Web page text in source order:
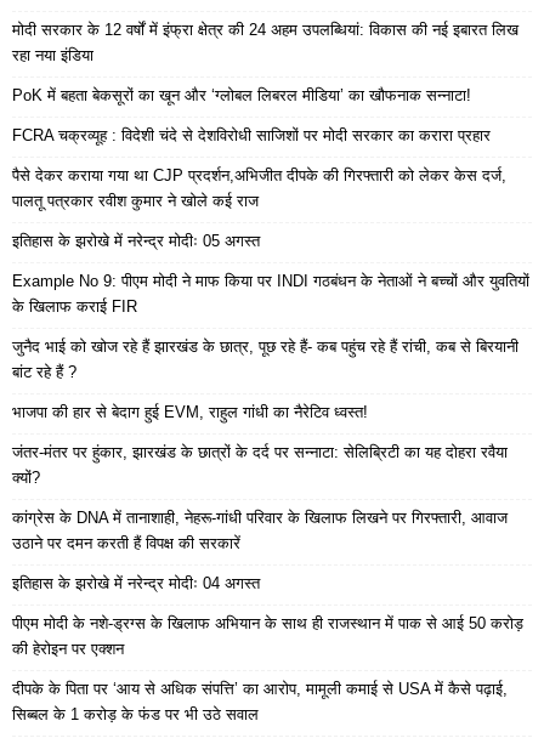
मोदी सरकार के 12 वर्षों में इंफ्रा क्षेत्र की 24 अहम उपलब्धियां: विकास की नई इबारत लिख
रहा नया इंडिया
PoK में बहता बेकसूरों का खून और ‘ग्लोबल लिबरल मीडिया’ का खौफनाक सन्नाटा!
FCRA चक्रव्यूह : विदेशी चंदे से देशविरोधी साजिशों पर मोदी सरकार का करारा प्रहार
पैसे देकर कराया गया था CJP प्रदर्शन,अभिजीत दीपके की गिरफ्तारी को लेकर केस दर्ज,
पालतू पत्रकार रवीश कुमार ने खोले कई राज
इतिहास के झरोखे में नरेन्द्र मोदीः 05 अगस्त
Example No 9: पीएम मोदी ने माफ किया पर INDI गठबंधन के नेताओं ने बच्चों और युवतियों
के खिलाफ कराई FIR
जुनैद भाई को खोज रहे हैं झारखंड के छात्र, पूछ रहे हैं- कब पहुंच रहे हैं रांची, कब से बिरयानी
बांट रहे हैं ?
भाजपा की हार से बेदाग हुई EVM, राहुल गांधी का नैरेटिव ध्वस्त!
जंतर-मंतर पर हुंकार, झारखंड के छात्रों के दर्द पर सन्नाटा: सेलिब्रिटी का यह दोहरा रवैया
क्यों?
कांग्रेस के DNA में तानाशाही, नेहरू-गांधी परिवार के खिलाफ लिखने पर गिरफ्तारी, आवाज
उठाने पर दमन करती हैं विपक्ष की सरकारें
इतिहास के झरोखे में नरेन्द्र मोदीः 04 अगस्त
पीएम मोदी के नशे-ड्रग्स के खिलाफ अभियान के साथ ही राजस्थान में पाक से आई 50 करोड़
की हेरोइन पर एक्शन
दीपके के पिता पर ‘आय से अधिक संपत्ति’ का आरोप, मामूली कमाई से USA में कैसे पढ़ाई,
सिब्बल के 1 करोड़ के फंड पर भी उठे सवाल